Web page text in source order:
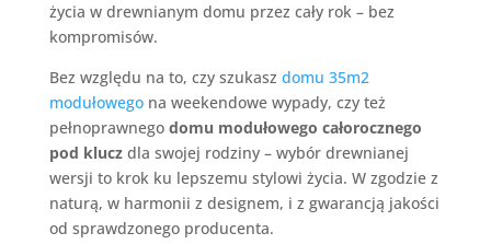
życia w drewnianym domu przez cały rok – bez
kompromisów.
Bez względu na to, czy szukasz domu 35m2
modułowegona weekendowe wypady, czy też
pełnoprawnego domu modułowego całorocznego
pod kluczdla swojej rodziny – wybór drewnianej
wersji to krok ku lepszemu stylowi życia. W zgodzie z
naturą, w harmonii z designem, i z gwarancją jakości
od sprawdzonego producenta.